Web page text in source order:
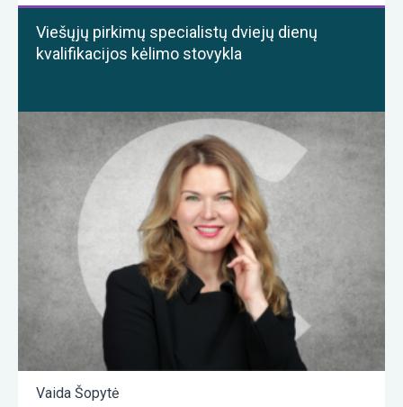
Viešųjų pirkimų specialistų dviejų dienų
kvalifikacijos kėlimo stovykla
Vaida Šopytė